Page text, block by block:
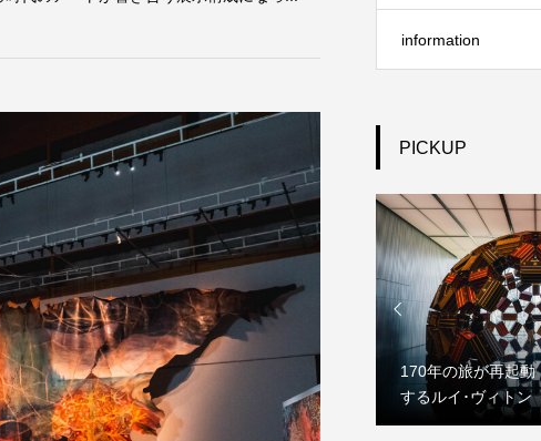
information
PICKUP

・ブルジョワ展」—地獄から
衝撃
170年の旅が再起動 大阪中之島で体感
するルイ･ヴィトン『ビジョナリー･...